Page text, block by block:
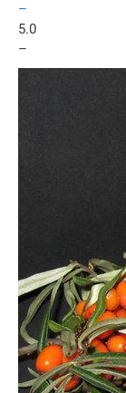
–
5.0
–